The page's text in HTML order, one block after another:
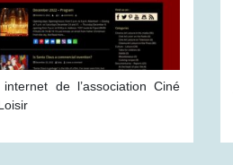
de l’association Ciné